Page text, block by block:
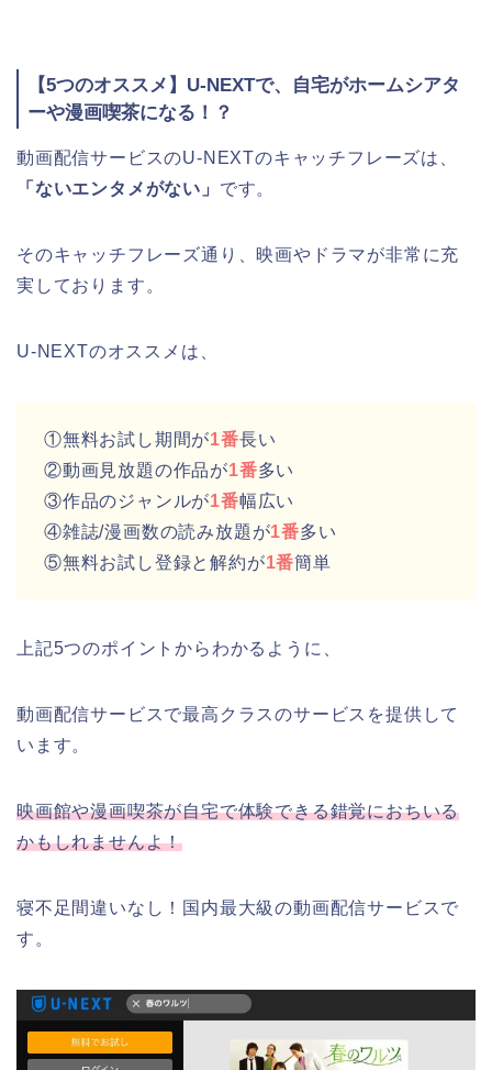
【5つのオススメ】U-NEXTで、自宅がホームシアタ
ーや漫画喫茶になる！？
動画配信サービスのU-NEXTのキャッチフレーズは、
「ないエンタメがない」 です。
そのキャッチフレーズ通り、映画やドラマが非常に充
実しております。
U-NEXTのオススメは、
①無料お試し期間が1番長い
②動画見放題の作品が1番多い
③作品のジャンルが1番幅広い
④雑誌/漫画数の読み放題が1番多い
⑤無料お試し登録と解約が1番簡単
上記5つのポイントからわかるように、
動画配信サービスで最高クラスのサービスを提供して
います。
映画館や漫画喫茶が自宅で体験できる錯覚におちいる
かもしれませんよ！
寝不足間違いなし！国内最大級の動画配信サービスで
す。